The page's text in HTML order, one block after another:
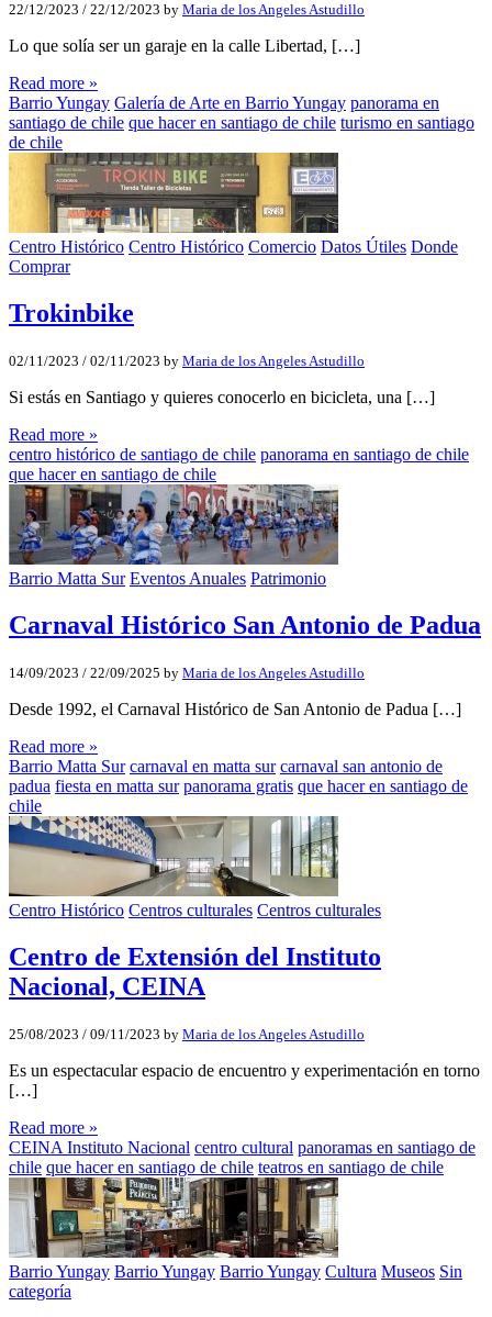
22/12/2023 / 22/12/2023 by Maria de los Angeles Astudillo
Lo que solía ser un garaje en la calle Libertad, […]
Read more »
Barrio Yungay Galería de Arte en Barrio Yungay panorama en
santiago de chile que hacer en santiago de chile turismo en santiago
de chile
Centro Histórico Centro Histórico Comercio Datos Útiles Donde
Comprar
Trokinbike
02/11/2023 / 02/11/2023 by Maria de los Angeles Astudillo
Si estás en Santiago y quieres conocerlo en bicicleta, una […]
Read more »
centro histórico de santiago de chile panorama en santiago de chile
que hacer en santiago de chile
Barrio Matta Sur Eventos Anuales Patrimonio
Carnaval Histórico San Antonio de Padua
14/09/2023 / 22/09/2025 by Maria de los Angeles Astudillo
Desde 1992, el Carnaval Histórico de San Antonio de Padua […]
Read more »
Barrio Matta Sur carnaval en matta sur carnaval san antonio de
padua fiesta en matta sur panorama gratis que hacer en santiago de
chile
Centro Histórico Centros culturales Centros culturales
Centro de Extensión del Instituto
Nacional, CEINA
25/08/2023 / 09/11/2023 by Maria de los Angeles Astudillo
Es un espectacular espacio de encuentro y experimentación en torno
[…]
Read more »
CEINA Instituto Nacional centro cultural panoramas en santiago de
chile que hacer en santiago de chile teatros en santiago de chile
Barrio Yungay Barrio Yungay Barrio Yungay Cultura Museos Sin
categoría